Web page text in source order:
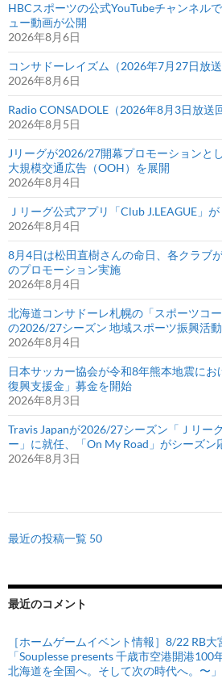
HBCスポーツの公式YouTubeチャンネル
ュー動画が公開
2026年8月6日
コンサドーレイズム（2026年7月27日放送
2026年8月6日
Radio CONSADOLE（2026年8月3日放送回
2026年8月5日
Jリーグが2026/27開幕プロモーションと
大規模交通広告（OOH）を展開
2026年8月4日
Ｊリーグ公式アプリ「Club J.LEAGUE」
2026年8月4日
8月4日は松田直樹さんの命日、各クラブ
のプロモーション実施
2026年8月4日
北海道コンサドーレ札幌の「スポーツコ
の2026/27シーズン 地域スポーツ振興活
2026年8月4日
日本サッカー協会が令和8年熊本地震に
復興支援金」募金を開始
2026年8月3日
Travis Japanが2026/27シーズン「Ｊリー
ー」に就任、「On My Road」がシーズン
2026年8月3日
最近の投稿一覧 50
最近のコメント
［ホームゲームイベント情報］8/22 RB
「Souplesse presents 千歳市空港開港
北海道を全国へ。そして次の時代へ。〜」